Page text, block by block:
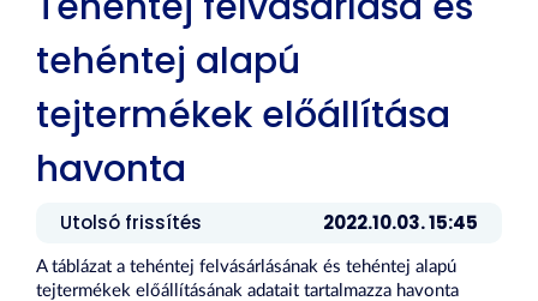
tehéntej alapú
tejtermékek előállítása
havonta
Utolsó frissítés 2022.10.03. 15:45
A táblázat a tehéntej felvásárlásának és tehéntej alapú
tejtermékek előállításának adatait tartalmazza havonta